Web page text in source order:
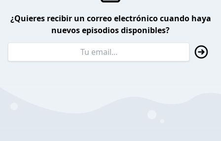
¿Quieres recibir un correo electrónico cuando haya
nuevos episodios disponibles?